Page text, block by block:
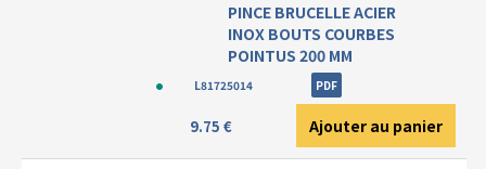
PINCE BRUCELLE ACIER
INOX BOUTS COURBES
POINTUS 200 MM
L81725014 PDF
9.75 € Ajouter au panier